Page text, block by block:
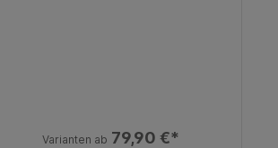
Varianten ab 79,90 €*